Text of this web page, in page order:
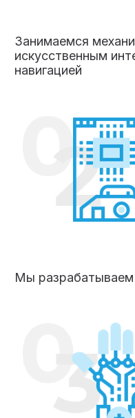
Занимаемся
искусственным
навигацией
Мы разрабатываем